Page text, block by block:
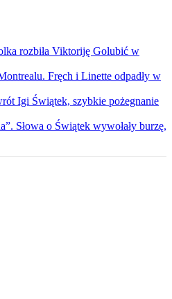
rozbiła Viktoriję Golubić w
Fręch i Linette odpadły w
Igi Świątek, szybkie pożegnanie
Słowa o Świątek wywołały burzę,